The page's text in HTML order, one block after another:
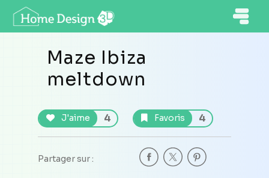
Maze Ibiza
meltdown
J'aime 4 Favoris 4
Partager sur :